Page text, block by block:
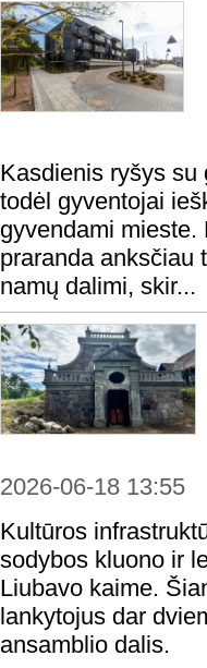
Kasdienis ryšys su
todėl gyventojai
gyvendami
praranda anksčiau
namų dalimi, skir...
2026-06-18 13:55
Kultūros
sodybos kluono ir
Liubavo kaime.
lankytojus dar
ansamblio dalis.